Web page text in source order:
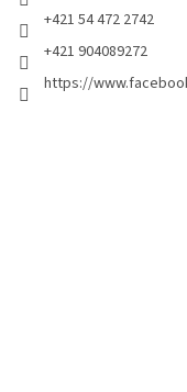
+421 54 472 2742
+421 904089272
https://